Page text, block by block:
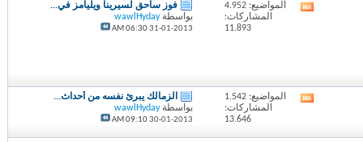
مشاهدةالمواضيع: 4.952
المشاركات:
11.893
فوز ساحق لسيرينا ويليامز في...
بواسطةwawlHyday
31-01-2013
06:30 AM
مشاهدة
المنتدى
المواضيع: 1.542
المشاركات:
13.646
الزمالك يبرئ نفسه من أحداث...
بواسطةwawlHyday
30-01-2013
09:10 AM